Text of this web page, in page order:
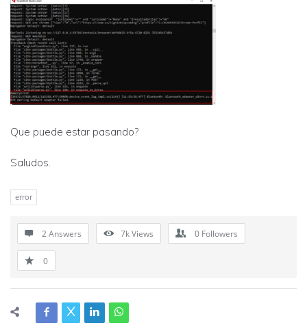
Que puede estar pasando?
Saludos.
error
2 Answers 7kViews 0 Followers
0